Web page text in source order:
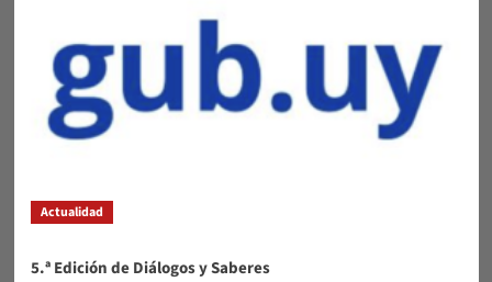
Actualidad
5.ª Edición de Diálogos y Saberes